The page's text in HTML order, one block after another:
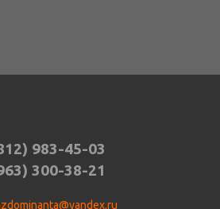
983-45-03
300-38-21